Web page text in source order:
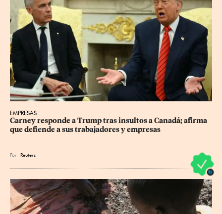
EMPRESAS
Carney responde a Trump tras insultos a Canadá; afirma
que defiende a sus trabajadores y empresas
Por Reuters